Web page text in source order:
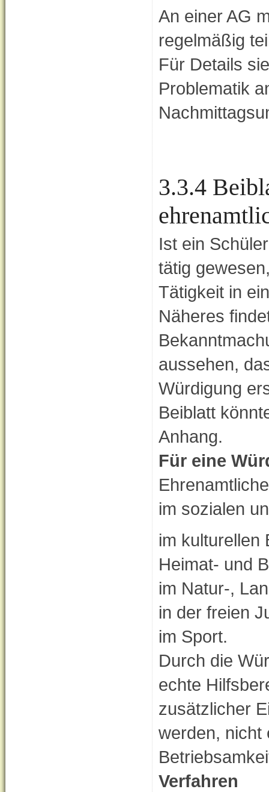
An einer AG
regelmäßig
Für Details
Problematik
3.3.4
Ist ein
tätig
Tätigkeit in
Näheres
aussehen,
Würdigung
Beiblatt
Anhang.
Für eine
im sozialen
im kulturellen
Heimat- und
im Natur-,
in der freien
im Sport.
Durch die
echte
zusätzlicher
werden, nicht
Verfahren